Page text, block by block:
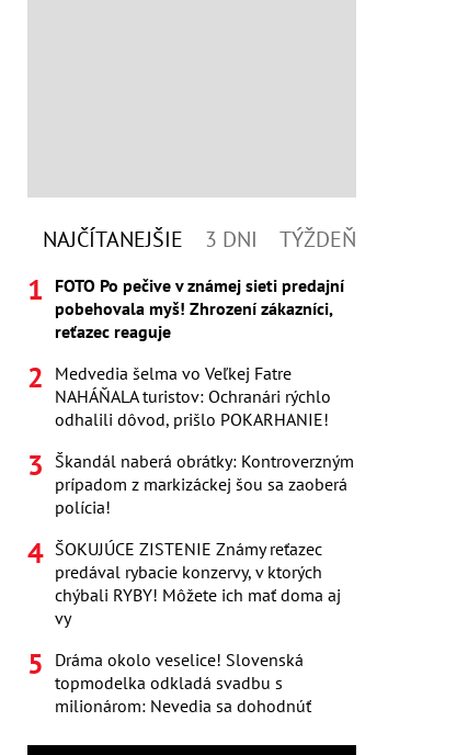
NAJČÍTANEJŠIE 3 DNI TÝŽDEŇ
FOTO Po pečive v známej sieti predajní
pobehovala myš! Zhrození zákazníci,
reťazec reaguje
Medvedia šelma vo Veľkej Fatre
NAHÁŇALA turistov: Ochranári rýchlo
odhalili dôvod, prišlo POKARHANIE!
Škandál naberá obrátky: Kontroverzným
prípadom z markizáckej šou sa zaoberá
polícia!
ŠOKUJÚCE ZISTENIE Známy reťazec
predával rybacie konzervy, v ktorých
chýbali RYBY! Môžete ich mať doma aj
vy
Dráma okolo veselice! Slovenská
topmodelka odkladá svadbu s
milionárom: Nevedia sa dohodnúť